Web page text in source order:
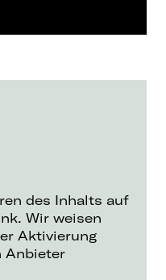
des Inhalts auf
Wir weisen
Aktivierung
Anbieter